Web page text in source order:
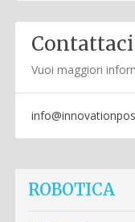
Contattaci
Vuoi maggiori
ROBOTICA